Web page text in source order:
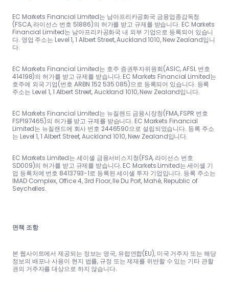
EC Markets Financial Limited는 남아프리카공화국 금융업종감독청
(FSCA, 라이선스 번호 51886)의 허가를 받고 규제를 받습니다. EC Markets
Financial Limited는 남아프리카공화국 내 외부 기업으로 등록되어 있습니
다. 영업 주소는 Level 1, 1 Albert Street, Auckland 1010, New Zealand입니
다.
EC Markets Financial Limited는 호주 증권투자위원회(ASIC, AFSL 번호
414198)의 허가를 받고 규제를 받습니다. EC Markets Financial Limited는
호주에 외국 기업(번호 ARBN 152 535 085)으로 등록되어 있습니다. 등록
주소는 Level 1, 1 Albert Street, Auckland 1010, New Zealand입니다.
EC Markets Financial Limited는 뉴질랜드 금융시장청(FMA, FSPR 번호
FSP197465)의 허가를 받고 규제를 받습니다. EC Markets Financial
Limited는 뉴질랜드에 회사 번호 2446590으로 설립되었습니다. 등록 주소
는 Level 1, 1 Albert Street, Auckland 1010, New Zealand입니다.
EC Markets Limited는 세이셸 금융서비스지청(FSA, 라이선스 번호
SD009)의 허가를 받고 규제를 받습니다. EC Markets Limited는 세이셸 기
업 등록처에 번호 8413793-1로 등록된 세이셸 투자 기업입니다. 등록 주소는
IMAD Complex, Office 4, 3rd Floor, Ile Du Port, Mahé, Republic of
Seychelles.
면책 조항
본 웹사이트에서 제공되는 정보는 영국, 유럽연합(EU), 미국 거주자 또는 해당
정보의 배포나 사용이 현지 법률, 규정 또는 제재를 위반할 수 있는 기타 관할
권의 거주자를 대상으로 하지 않습니다.